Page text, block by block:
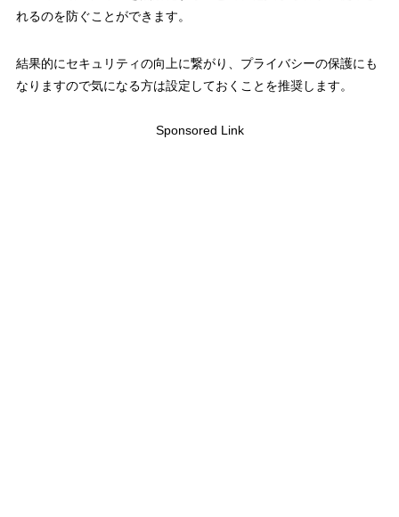
れるのを防ぐことができます。
結果的にセキュリティの向上に繋がり、プライバシーの保護にも
なりますので気になる方は設定しておくことを推奨します。
Sponsored Link